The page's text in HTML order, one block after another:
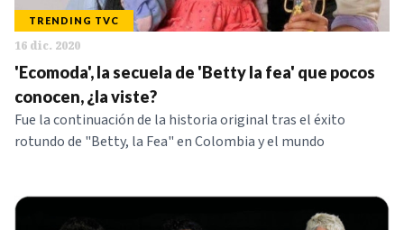
IR
SERIES
TRENDING TVC
16 dic. 2020
'Ecomoda', la secuela de 'Betty la fea' que pocos
conocen, ¿la viste?
Fue la continuación de la historia original tras el éxito
rotundo de "Betty, la Fea" en Colombia y el mundo